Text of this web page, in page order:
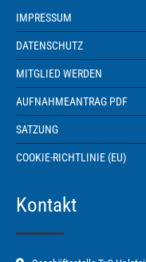
IMPRESSUM
DATENSCHUTZ
MITGLIED WERDEN
AUFNAHMEANTRAG PDF
SATZUNG
COOKIE-RICHTLINIE (EU)
Kontakt